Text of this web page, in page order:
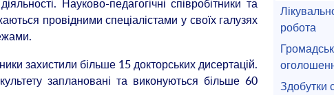
Науково-педагогічні співробітники та
провідними спеціалістами у своїх галузях
захистили більше 15 докторських дисертацій.
заплановані та виконуються більше 60
робота
Здобутки